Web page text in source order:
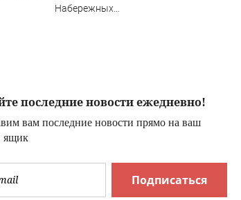
Набережных
последние новости ежедневно!
вам последние новости прямо на ваш
ящик
Подписаться